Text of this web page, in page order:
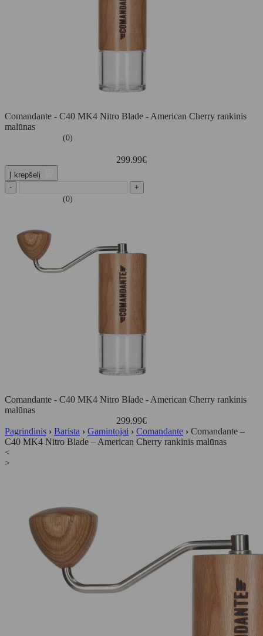
Comandante - C40 MK4 Nitro Blade - American Cherry rankinis
malūnas
(0)
299.99€
Į krepšelį
-
+
(0)
Comandante - C40 MK4 Nitro Blade - American Cherry rankinis
malūnas
299.99€
Pagrindinis › Barista › Gamintojai › Comandante › Comandante –
C40 MK4 Nitro Blade – American Cherry rankinis malūnas
<
>